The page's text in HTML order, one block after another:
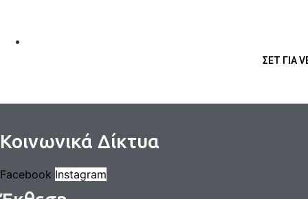
ΣΕΤ ΓΙΑ
Κοινωνικά Δίκτυα
Facebook Instagram